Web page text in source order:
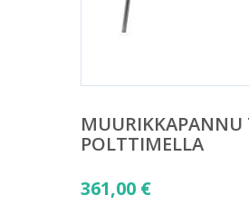
MUURIKKAPANNU
POLTTIMELLA
361,00 €